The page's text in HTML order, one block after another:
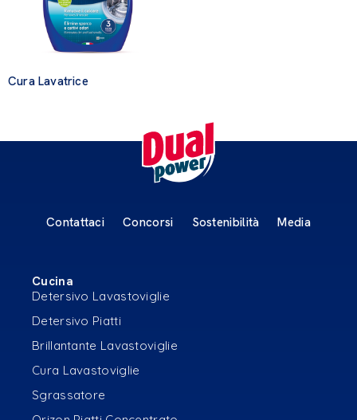
Cura Lavatrice
Contattaci Concorsi Sostenibilità Media
Cucina
Detersivo Lavastoviglie
Detersivo Piatti
Brillantante Lavastoviglie
Cura Lavastoviglie
Sgrassatore